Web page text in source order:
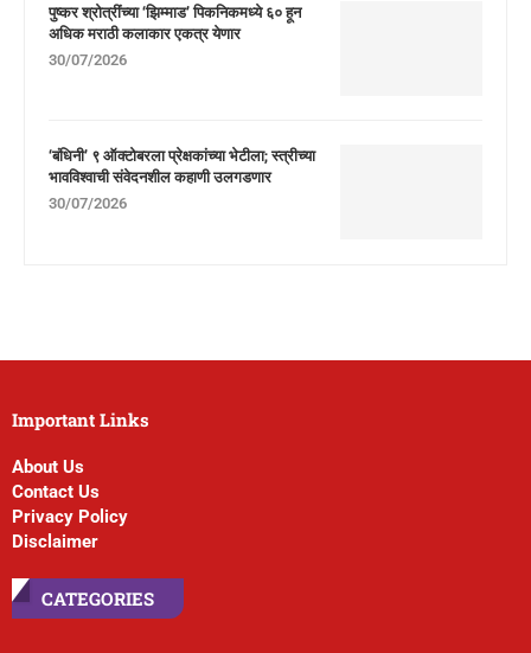
पुष्कर श्रोत्रींच्या ‘झिम्माड’ पिकनिकमध्ये ६० हून
अधिक मराठी कलाकार एकत्र येणार
30/07/2026
‘बंधिनी’ ९ ऑक्टोबरला प्रेक्षकांच्या भेटीला; स्त्रीच्या
भावविश्वाची संवेदनशील कहाणी उलगडणार
30/07/2026
Important Links
About Us
Contact Us
Privacy Policy
Disclaimer
CATEGORIES